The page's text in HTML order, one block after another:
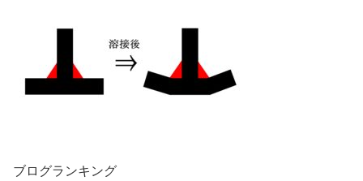
ブログランキング